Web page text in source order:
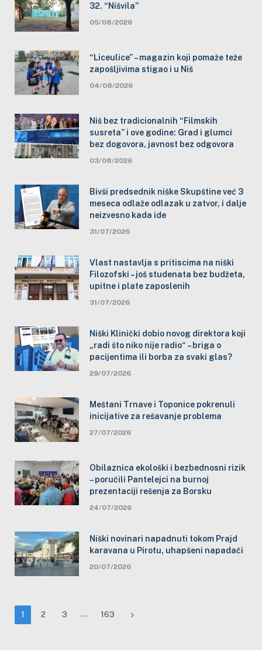
32. “Nišvila”
05/08/2026
“Liceulice” – magazin koji pomaže teže
zapošljivima stigao i u Niš
04/08/2026
Niš bez tradicionalnih “Filmskih
susreta” i ove godine: Grad i glumci
bez dogovora, javnost bez odgovora
03/08/2026
Bivši predsednik niške Skupštine već 3
meseca odlaže odlazak u zatvor, i dalje
neizvesno kada ide
31/07/2026
Vlast nastavlja s pritiscima na niški
Filozofski – još studenata bez budžeta,
upitne i plate zaposlenih
31/07/2026
Niški Klinički dobio novog direktora koji
„radi što niko nije radio“ – briga o
pacijentima ili borba za svaki glas?
29/07/2026
Meštani Trnave i Toponice pokrenuli
inicijative za rešavanje problema
27/07/2026
Obilaznica ekološki i bezbednosni rizik
– poručili Pantelejci na burnoj
prezentaciji rešenja za Borsku
24/07/2026
Niški novinari napadnuti tokom Prajd
karavana u Pirotu, uhapšeni napadači
20/07/2026
1 2 3 … 163 Next